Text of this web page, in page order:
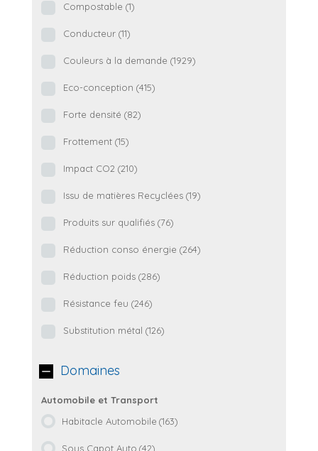
Compostable (1)
Conducteur (11)
Couleurs à la demande (1929)
Eco-conception (415)
Forte densité (82)
Frottement (15)
Impact CO2 (210)
Issu de matières Recyclées (19)
Produits sur qualifiés (76)
Réduction conso énergie (264)
Réduction poids (286)
Résistance feu (246)
Substitution métal (126)
Domaines
Habitacle Automobile (163)
Sous Capot Auto (42)